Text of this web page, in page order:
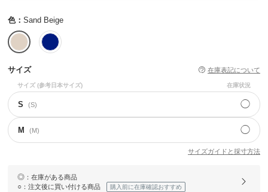
色： Sand Beige
サイズ 在庫表記について
サイズ (参考日本サイズ) 在庫状況
S (S) ◯
M (M) ◯
サイズガイドと採寸方法
◎ ：在庫がある商品
○ ：注文後に買い付ける商品 購入前に在庫確認おすすめ